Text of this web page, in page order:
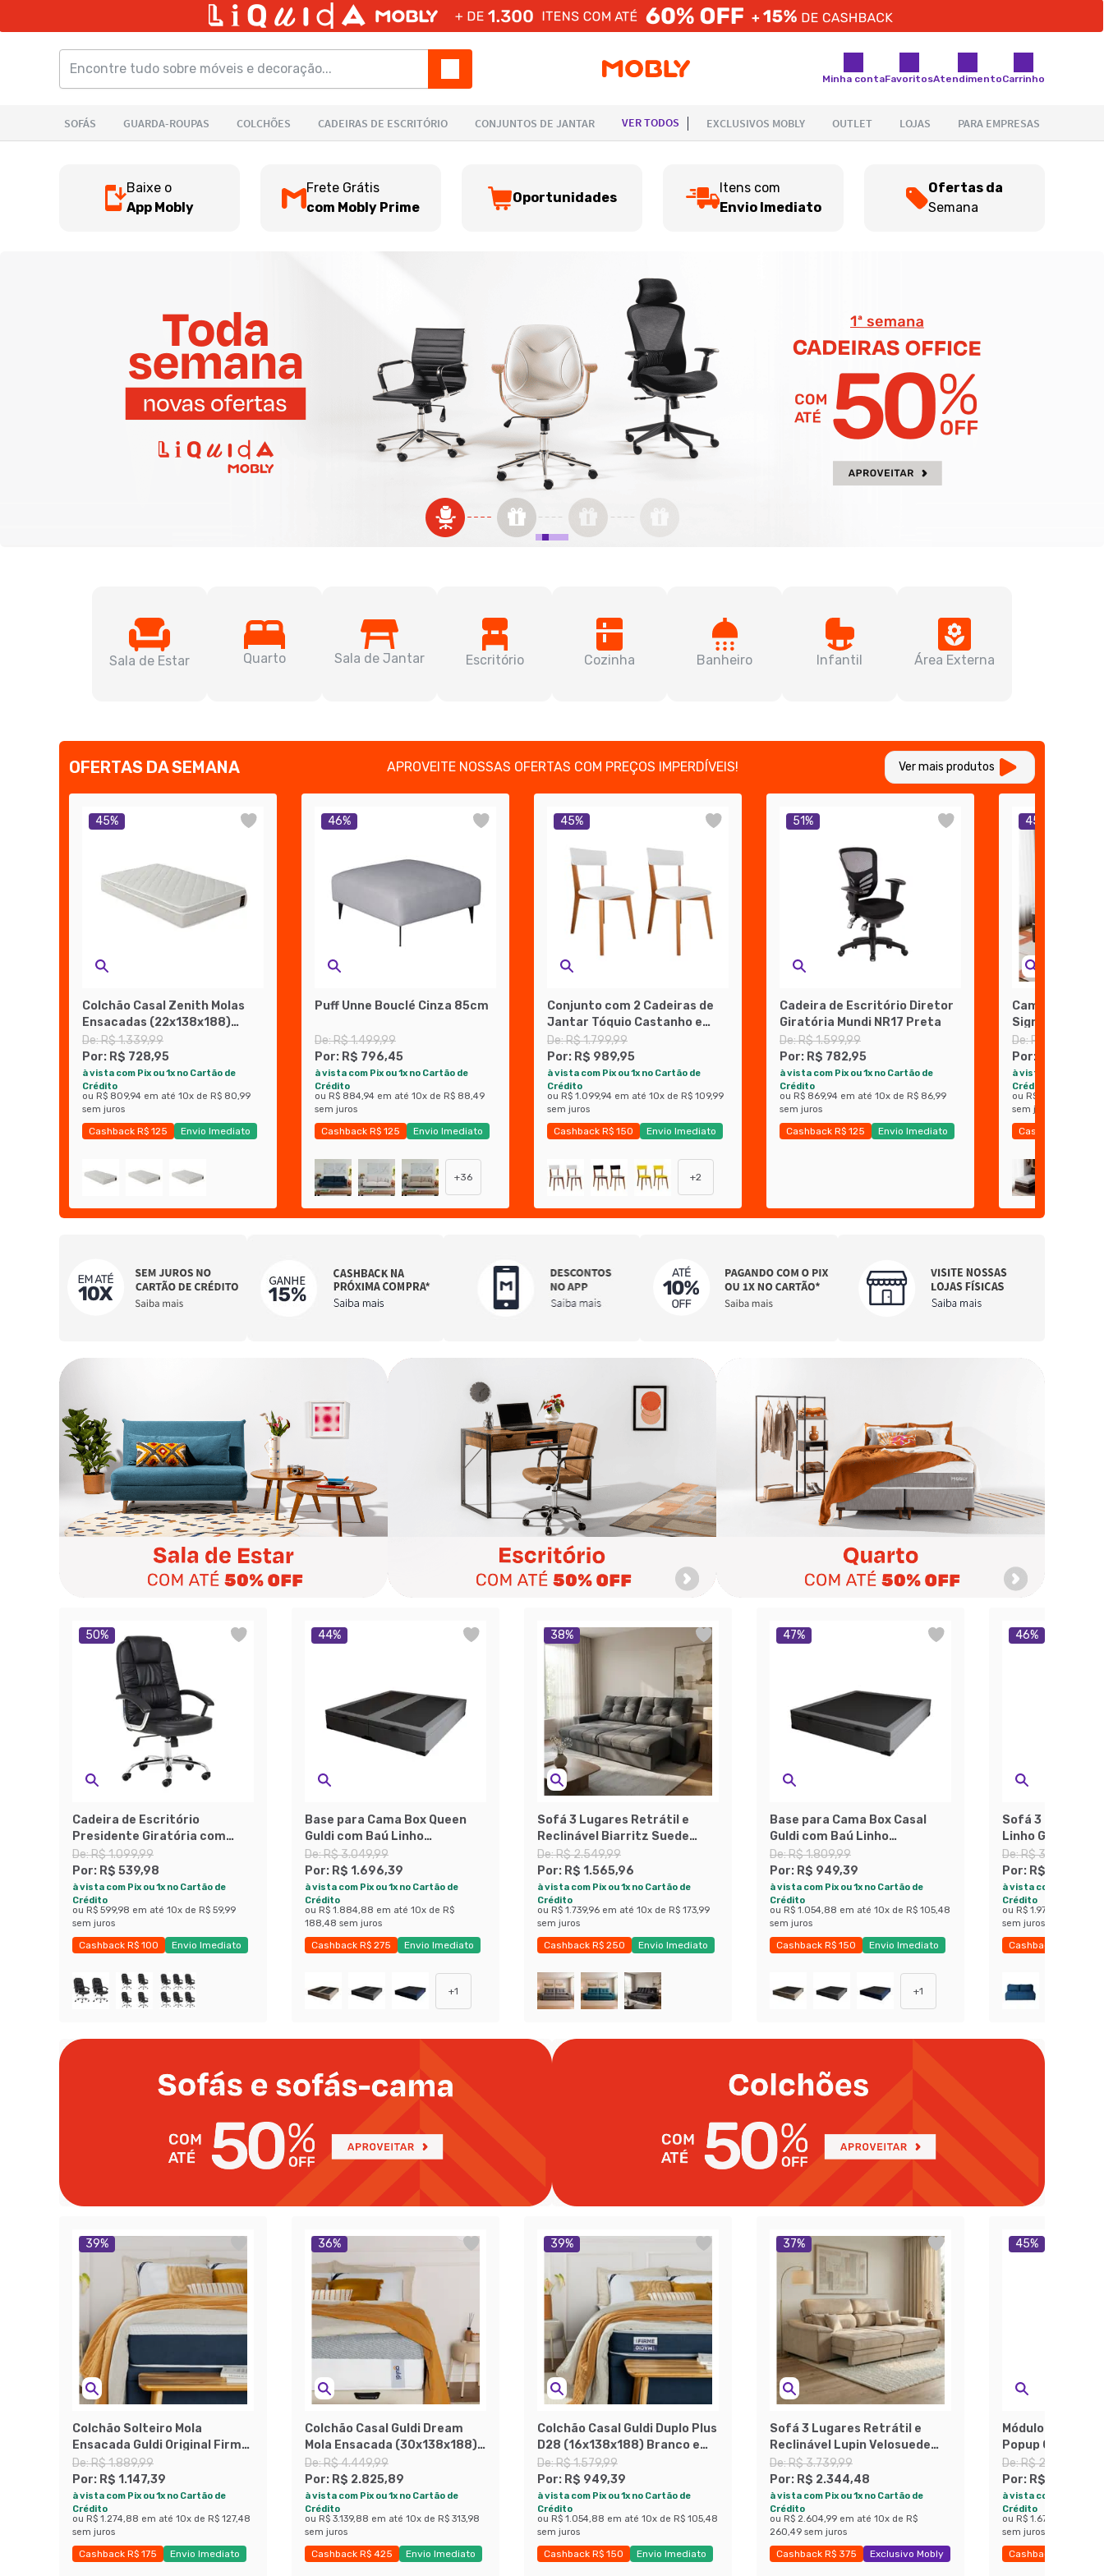
Minha contaFavoritosAtendimentoCarrinho
Baixe o
App Mobly
Frete Grátis
com Mobly Prime
Oportunidades
Itens com
Envio Imediato
Ofertas da
Semana
Sala de Estar Quarto Sala de Jantar Escritório Cozinha Banheiro Infantil Área Externa
OFERTAS DA SEMANA APROVEITE NOSSAS OFERTAS COM PREÇOS IMPERDÍVEIS! Ver mais produtos
45%
Colchão Casal Zenith Molas
Ensacadas (22x138x188)
Branco
De:R$ 1.339,99
Por: R$ 728,95
à vista com Pix ou 1x no Cartão de
Crédito
ou R$ 809,94 em até 10x de R$ 80,99
sem juros
Cashback R$ 125
Envio Imediato
46%
Puff Unne Bouclé Cinza 85cm
De:R$ 1.499,99
Por: R$ 796,45
à vista com Pix ou 1x no Cartão de
Crédito
ou R$ 884,94 em até 10x de R$ 88,49
sem juros
Cashback R$ 125
Envio Imediato
+36
45%
Conjunto com 2 Cadeiras de
Jantar Tóquio Castanho e
Branco
De:R$ 1.799,99
Por: R$ 989,95
à vista com Pix ou 1x no Cartão de
Crédito
ou R$ 1.099,94 em até 10x de R$ 109,99
sem juros
Cashback R$ 150
Envio Imediato
+2
51%
Cadeira de Escritório Diretor
Giratória Mundi NR17 Preta
De:R$ 1.599,99
Por: R$ 782,95
à vista com Pix ou 1x no Cartão de
Crédito
ou R$ 869,94 em até 10x de R$ 86,99
sem juros
Cashback R$ 125
Envio Imediato
45
Cama Box
Sigma Flow
(23x128x188)
De:R$ 2.259,99
Por:
à vista com Pix ou
Crédito
ou R$ 1.374,94
sem juros
Cashback R$ 200
50%
Cadeira de Escritório
Presidente Giratória com
Relax Finland Preta
De:R$ 1.099,99
Por: R$ 539,98
à vista com Pix ou 1x no Cartão de
Crédito
ou R$ 599,98 em até 10x de R$ 59,99
sem juros
Cashback R$ 100
Envio Imediato
44%
Base para Cama Box Queen
Guldi com Baú Linho
(47x158x198 cm) Cinza
De:R$ 3.049,99
Por: R$ 1.696,39
à vista com Pix ou 1x no Cartão de
Crédito
ou R$ 1.884,88 em até 10x de R$
188,48 sem juros
Cashback R$ 275
Envio Imediato
+1
38%
Sofá 3 Lugares Retrátil e
Reclinável Biarritz Suede
Grafite
De:R$ 2.549,99
Por: R$ 1.565,96
à vista com Pix ou 1x no Cartão de
Crédito
ou R$ 1.739,96 em até 10x de R$ 173,99
sem juros
Cashback R$ 250
Envio Imediato
47%
Base para Cama Box Casal
Guldi com Baú Linho
(47x138x188 cm) Cinza
De:R$ 1.809,99
Por: R$ 949,39
à vista com Pix ou 1x no Cartão de
Crédito
ou R$ 1.054,88 em até 10x de R$ 105,48
sem juros
Cashback R$ 150
Envio Imediato
+1
46%
Sofá 3 Lugares
Linho Grafite
De:R$ 3.319,99
Por: R$ 1.777,49
à vista com Pix ou 1x
Crédito
ou R$ 1.974,99
sem juros
Cashback R$ 275
39%
Colchão Solteiro Mola
Ensacada Guldi Original Firme
(25x88x188) Azul e Branco
De:R$ 1.889,99
Por: R$ 1.147,39
à vista com Pix ou 1x no Cartão de
Crédito
ou R$ 1.274,88 em até 10x de R$ 127,48
sem juros
Cashback R$ 175
Envio Imediato
36%
Colchão Casal Guldi Dream
Mola Ensacada (30x138x188)
Cinza e Branco
De:R$ 4.449,99
Por: R$ 2.825,89
à vista com Pix ou 1x no Cartão de
Crédito
ou R$ 3.139,88 em até 10x de R$ 313,98
sem juros
Cashback R$ 425
Envio Imediato
39%
Colchão Casal Guldi Duplo Plus
D28 (16x138x188) Branco e
Azul
De:R$ 1.579,99
Por: R$ 949,39
à vista com Pix ou 1x no Cartão de
Crédito
ou R$ 1.054,88 em até 10x de R$ 105,48
sem juros
Cashback R$ 150
Envio Imediato
37%
Sofá 3 Lugares Retrátil e
Reclinável Lupin Velosuede
Bege 214 cm
De:R$ 3.739,99
Por: R$ 2.344,48
à vista com Pix ou 1x no Cartão de
Crédito
ou R$ 2.604,99 em até 10x de R$
260,49 sem juros
Cashback R$ 375
Exclusivo Mobly
45%
Módulo Canto
Popup Corino
De:R$ 2.769,99
Por: R$ 1.507,49
à vista com Pix ou 1x
Crédito
ou R$ 1.674,99
sem juros
Cashback R$ 250